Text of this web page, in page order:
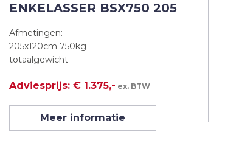
ENKELASSER BSX750 205
Afmetingen:
205x120cm 750kg
totaalgewicht
Adviesprijs: € 1.375,- ex. BTW
Meer informatie